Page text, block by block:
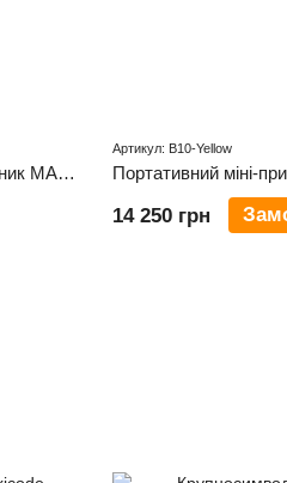
Захищений лазерний CO2 маркувальник MACSA SPARK 10W WD — для органічних матеріалів (60х60 мм)
Артикул: B10-Yellow
Портативний міні-
14 250 грн